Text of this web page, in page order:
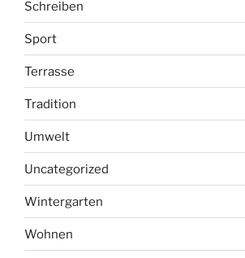
Schreiben
Sport
Terrasse
Tradition
Umwelt
Uncategorized
Wintergarten
Wohnen